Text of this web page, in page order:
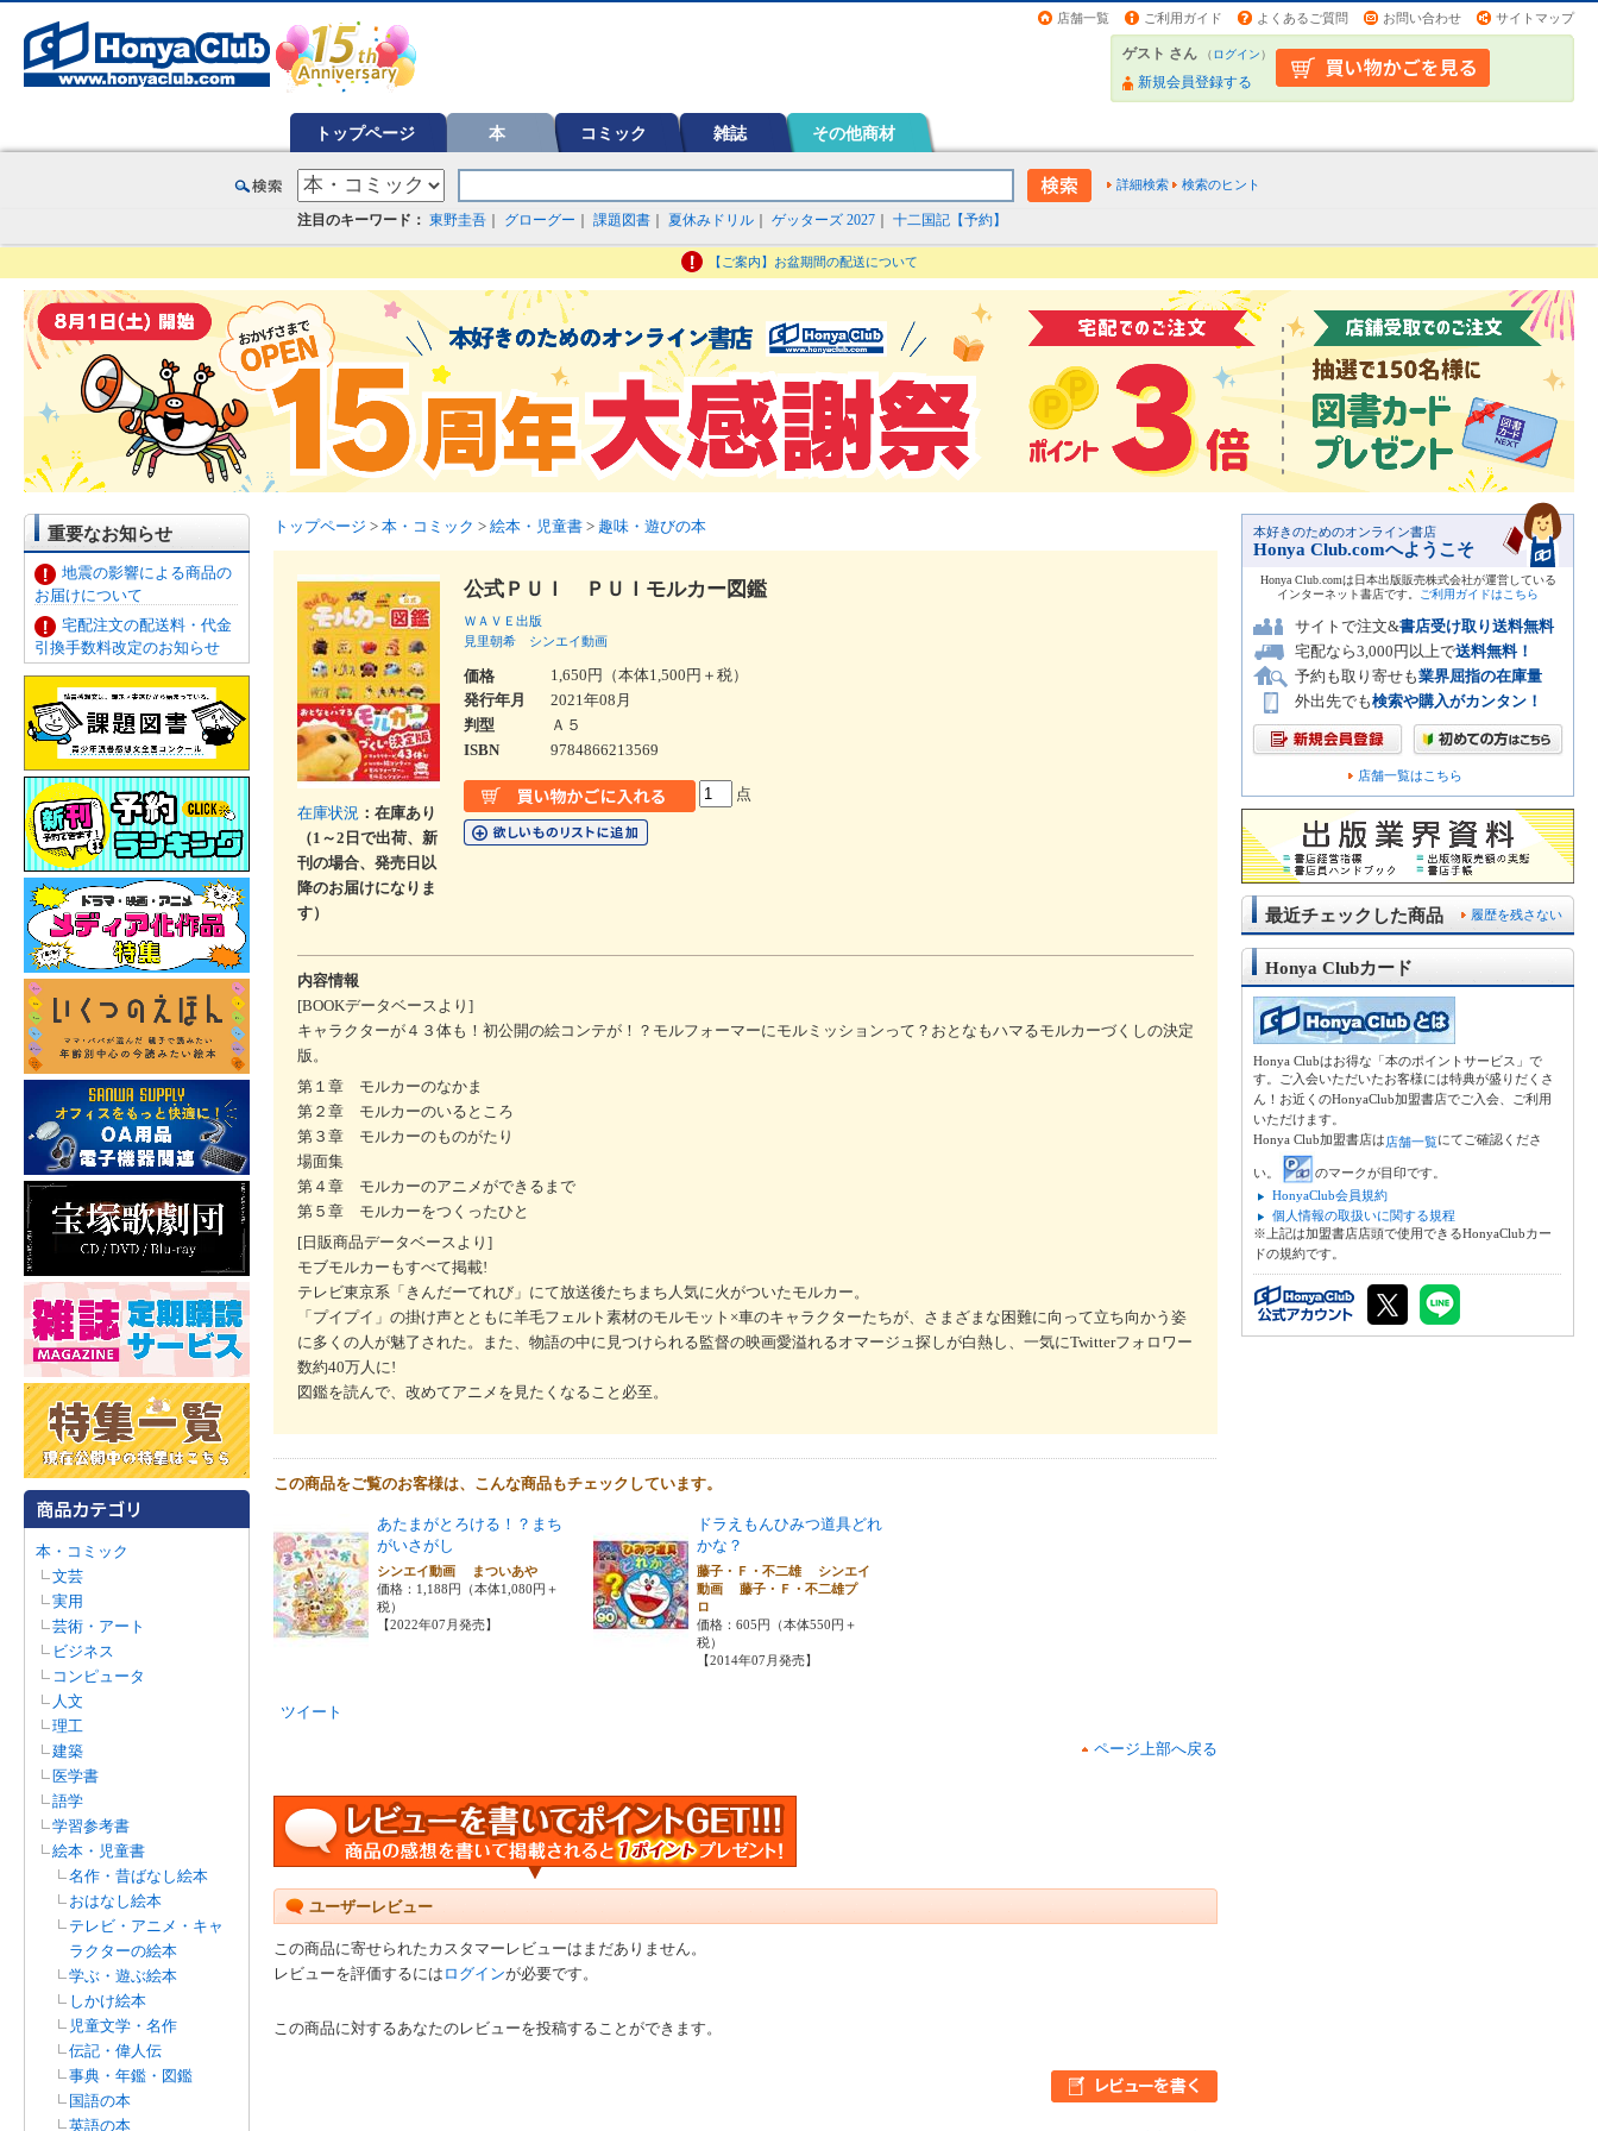
店舗一覧 ご利用ガイド よくあるご質問 お問い合わせ サイトマップ
ゲスト さん （ログイン）
新規会員登録する
トップページ 本 コミック 雑誌 その他商材
詳細検索 検索のヒント
注目のキーワード： 東野圭吾 グローグー 課題図書 夏休みドリル ゲッターズ 2027 十二国記【予約】
【ご案内】お盆期間の配送について
重要なお知らせ
地震の影響による商品の
お届けについて
宅配注文の配送料・代金
引換手数料改定のお知らせ
本・コミック
文芸
実用
芸術・アート
ビジネス
コンピュータ
人文
理工
建築
医学書
語学
学習参考書
絵本・児童書
名作・昔ばなし絵本
おはなし絵本
テレビ・アニメ・キャ
ラクターの絵本
学ぶ・遊ぶ絵本
しかけ絵本
児童文学・名作
伝記・偉人伝
事典・年鑑・図鑑
国語の本
英語の本
トップページ > 本・コミック > 絵本・児童書 > 趣味・遊びの本
在庫状況 ：在庫あり
（1～2日で出荷、新
刊の場合、発売日以
降のお届けになりま
す）
公式ＰＵＩ ＰＵＩモルカー図鑑
ＷＡＶＥ出版
見里朝希
シンエイ動画
価格
1,650円（本体1,500円＋税）
発行年月
2021年08月
判型
Ａ５
ISBN
9784866213569
点
内容情報
[BOOKデータベースより]
キャラクターが４３体も！初公開の絵コンテが！？モルフォーマーにモルミッションって？おとなもハマるモルカーづくしの決定
版。
第１章 モルカーのなかま
第２章 モルカーのいるところ
第３章 モルカーのものがたり
場面集
第４章 モルカーのアニメができるまで
第５章 モルカーをつくったひと
[日販商品データベースより]
モブモルカーもすべて掲載!
テレビ東京系「きんだーてれび」にて放送後たちまち人気に火がついたモルカー。
「プイプイ」の掛け声とともに羊毛フェルト素材のモルモット×車のキャラクターたちが、さまざまな困難に向って立ち向かう姿
に多くの人が魅了された。また、物語の中に見つけられる監督の映画愛溢れるオマージュ探しが白熱し、一気にTwitterフォロワー
数約40万人に!
図鑑を読んで、改めてアニメを見たくなること必至。
この商品をご覧のお客様は、こんな商品もチェックしています。
あたまがとろける！？まち
がいさがし
シンエイ動画 まついあや
価格：1,188円（本体1,080円＋
税）
【2022年07月発売】
ドラえもんひみつ道具どれ
かな？
藤子・Ｆ・不二雄 シンエイ
動画 藤子・Ｆ・不二雄プ
ロ
価格：605円（本体550円＋
税）
【2014年07月発売】
ツイート
ページ上部へ戻る
ユーザーレビュー
この商品に寄せられたカスタマーレビューはまだありません。
レビューを評価するには ログインが必要です。
この商品に対するあなたのレビューを投稿することができます。
本好きのためのオンライン書店
Honya Club.comへようこそ
Honya Club.comは日本出版販売株式会社が運営している
インターネット書店です。
ご利用ガイドはこちら
サイトで注文&書店受け取り送料無料
宅配なら3,000円以上で送料無料！
予約も取り寄せも業界屈指の在庫量
外出先でも検索や購入がカンタン！
店舗一覧はこちら
履歴を残さない
最近チェックした商品
Honya Clubカード
Honya Clubはお得な「本のポイントサービス」で
す。ご入会いただいたお客様には特典が盛りだくさ
ん！お近くのHonyaClub加盟書店でご入会、ご利用
いただけます。
Honya Club加盟書店は店舗一覧にてご確認くださ
い。
のマークが目印です。
HonyaClub会員規約
個人情報の取扱いに関する規程
※上記は加盟書店店頭で使用できるHonyaClubカー
ドの規約です。